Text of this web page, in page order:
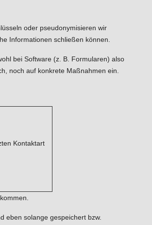
oder pseudonymisieren wir
Informationen schließen können.
bei Software (z. B. Formularen) also
noch auf konkrete Maßnahmen ein.
Kontaktart
eben solange gespeichert bzw.